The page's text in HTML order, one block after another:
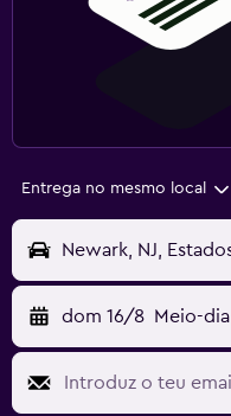
Entrega no mesmo local
dom 16/8 Meio-dia